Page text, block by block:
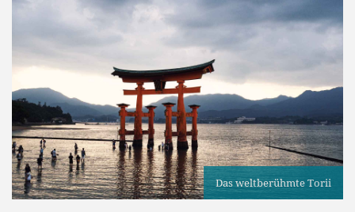
Das weltberühmte Torii